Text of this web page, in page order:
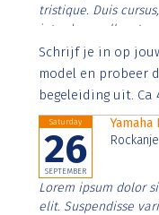
tristique. Duis
interdum nulla, ut
Aenean faucibus
imperdiet. Nunc ut
Schrijf je in op
model en probeer
begeleiding uit.
Saturday
26
SEPTEMBER
Yamaha
Lorem ipsum dolor
elit. Suspendisse